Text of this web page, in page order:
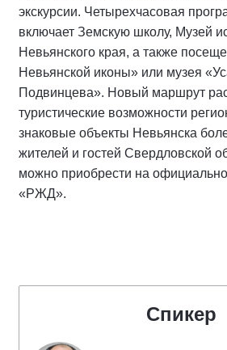
экскурсии. Четырехчасовая
включает Земскую школу, Музей
Невьянского края, а также
Невьянской иконы» или музея
Подвинцева». Новый маршрут
туристические возможности
знаковые объекты Невьянска
жителей и гостей Свердловской
можно приобрести на
«РЖД».
Спикер